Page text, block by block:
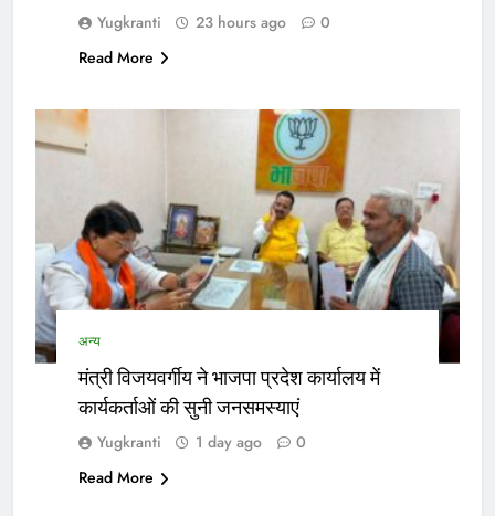
Yugkranti 23 hours ago
0
Read More
अन्य
मंत्री विजयवर्गीय ने भाजपा प्रदेश कार्यालय में
कार्यकर्ताओं की सुनी जनसमस्याएं
Yugkranti 1 day ago
0
Read More